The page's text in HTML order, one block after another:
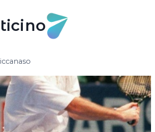
ticino